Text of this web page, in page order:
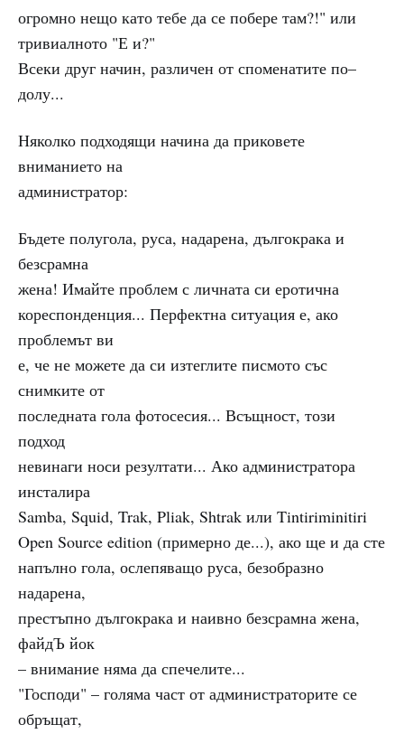
огромно нещо като тебе да се побере там?!" или
тривиалното "Е и?"
Всеки друг начин, различен от споменатите по–
долу...
Няколко подходящи начина да приковете
вниманието на
администратор:
Бъдете полугола, руса, надарена, дългокрака и
безсрамна
жена! Имайте проблем с личната си еротична
кореспонденция... Перфектна ситуация е, ако
проблемът ви
е, че не можете да си изтеглите писмото със
снимките от
последната гола фотосесия... Всъщност, този
подход
невинаги носи резултати... Ако администратора
инсталира
Samba, Squid, Trak, Pliak, Shtrak или Tintiriminitiri
Open Source edition (примерно де...), ако ще и да сте
напълно гола, ослепяващо руса, безобразно
надарена,
престъпно дългокрака и наивно безсрамна жена,
файдЪ йок
– внимание няма да спечелите...
"Господи" – голяма част от администраторите се
обръщат,